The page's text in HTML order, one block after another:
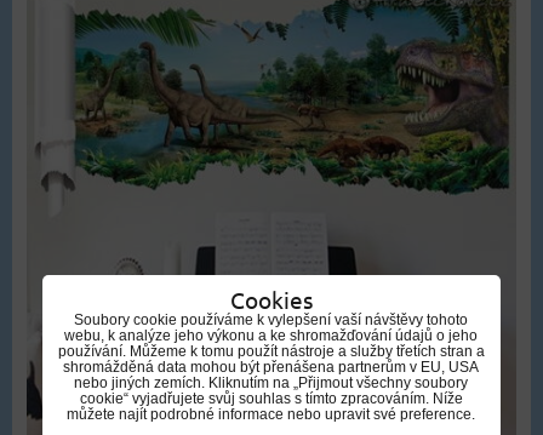
Cookies
Soubory cookie používáme k vylepšení vaší návštěvy tohoto
webu, k analýze jeho výkonu a ke shromažďování údajů o jeho
používání. Můžeme k tomu použít nástroje a služby třetích stran a
shromážděná data mohou být přenášena partnerům v EU, USA
nebo jiných zemích. Kliknutím na „Přijmout všechny soubory
cookie“ vyjadřujete svůj souhlas s tímto zpracováním. Níže
můžete najít podrobné informace nebo upravit své preference.